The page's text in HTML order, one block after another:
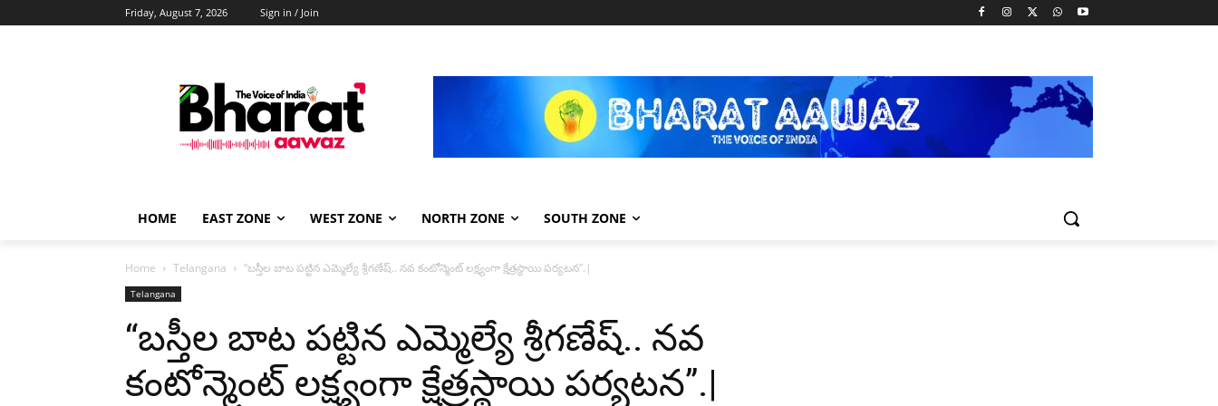
Friday, August 7, 2026 Sign in / Join
HOME EAST ZONE WEST ZONE NORTH ZONE SOUTH ZONE
Home Telangana “బస్తీల బాట పట్టిన ఎమ్మెల్యే శ్రీగణేష్.. నవ కంటోన్మెంట్ లక్ష్యంగా క్షేత్రస్థాయి పర్యటన”.|
Telangana
“బస్తీల బాట పట్టిన ఎమ్మెల్యే శ్రీగణేష్.. నవ
కంటోన్మెంట్ లక్ష్యంగా క్షేత్రస్థాయి పర్యటన”.|